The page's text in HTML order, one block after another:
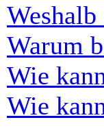
Warum
Wie
Wie